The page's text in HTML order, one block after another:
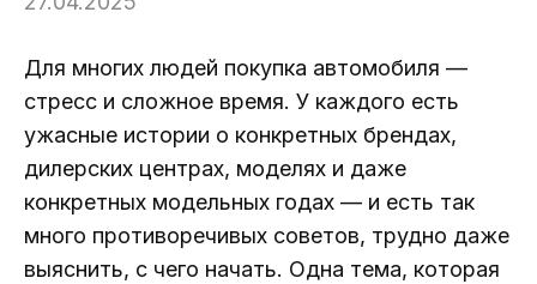
Для многих людей покупка автомобиля —
стресс и сложное время. У каждого есть
ужасные истории о конкретных брендах,
дилерских центрах, моделях и даже
конкретных модельных годах — и есть так
много противоречивых советов, трудно даже
выяснить, с чего начать. Одна тема, которая